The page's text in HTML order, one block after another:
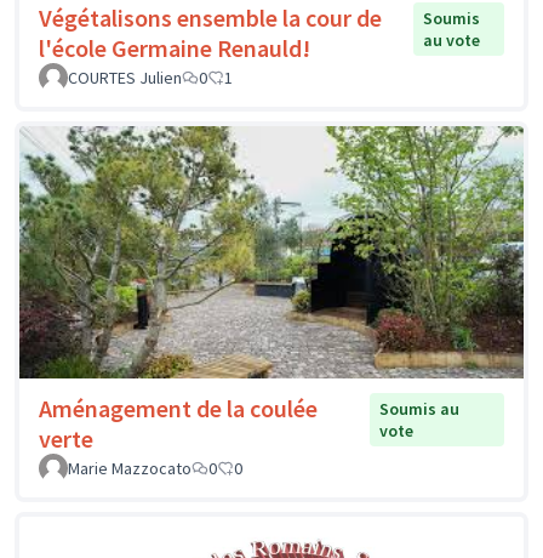
Végétalisons ensemble la cour de
l'école Germaine Renauld!
Soumis
au vote
COURTES Julien
0 1
Aménagement de la coulée
verte
Soumis au
vote
Marie Mazzocato
0 0